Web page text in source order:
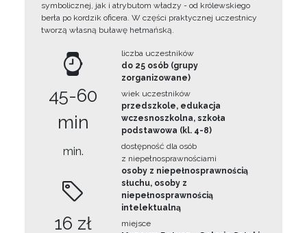
symbolicznej, jak i atrybutom władzy - od królewskiego
berła po kordzik oficera. W części praktycznej uczestnicy
tworzą własną buławę hetmańską.
45-60
min
min.
16 zł
liczba uczestników
do 25 osób (grupy
zorganizowane)
wiek uczestników
przedszkole, edukacja
wczesnoszkolna, szkoła
podstawowa (kl. 4-8)
dostępność dla osób
z niepełnosprawnościami
osoby z niepełnosprawnością
słuchu, osoby z
niepełnosprawnością
intelektualną
miejsce